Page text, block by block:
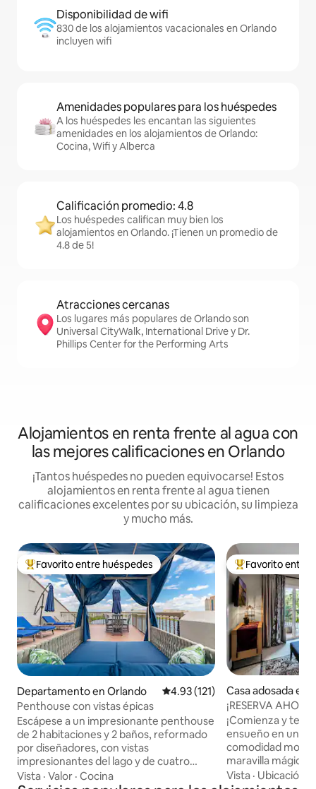
Disponibilidad de wifi
830 de los alojamientos vacacionales en Orlando
incluyen wifi
Amenidades populares para los huéspedes
A los huéspedes les encantan las siguientes
amenidades en los alojamientos de Orlando:
Cocina, Wifi y Alberca
Calificación promedio: 4.8
Los huéspedes califican muy bien los
alojamientos en Orlando. ¡Tienen un promedio de
4.8 de 5!
Atracciones cercanas
Los lugares más populares de Orlando son
Universal CityWalk, International Drive y Dr.
Phillips Center for the Performing Arts
Alojamientos en renta frente al agua con
las mejores calificaciones en Orlando
¡Tantos huéspedes no pueden equivocarse! Estos
alojamientos en renta frente al agua tienen
calificaciones excelentes por su ubicación, su limpieza
y mucho más.
De los mejores en Favorito entre huéspedes
Favorito entre huéspedes
Departamento en Orlando Calificación promedio: 4.93 de
4.93 (121)
Penthouse con vistas épicas
Escápese a un impresionante penthouse
de 2 habitaciones y 2 baños, reformado
por diseñadores, con vistas
impresionantes del lago y de cuatro
parques temáticos. Este lujoso refugio
Vista · Valor · Cocina
De los mejores
Favorito entre
Casa adosada en
¡RESERVA
inspirado en
¡Comienza y
ensueño en un
comodidad
maravilla mágica! Este refugio único
seguramente
Vista · Ubicación